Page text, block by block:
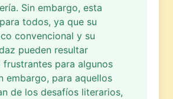
Sin embargo, esta
todos, ya que su
convencional y su
pueden resultar
para algunos
embargo, para aquellos
de los desafíos literarios,